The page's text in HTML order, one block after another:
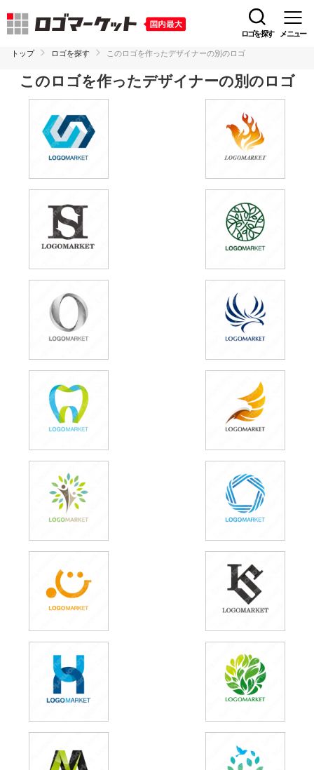
ロゴを探す メニュー
トップ ロゴを探す このロゴを作ったデザイナーの別のロゴ
このロゴを作ったデザイナーの別のロゴ